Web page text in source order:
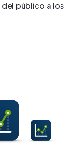
del público a los